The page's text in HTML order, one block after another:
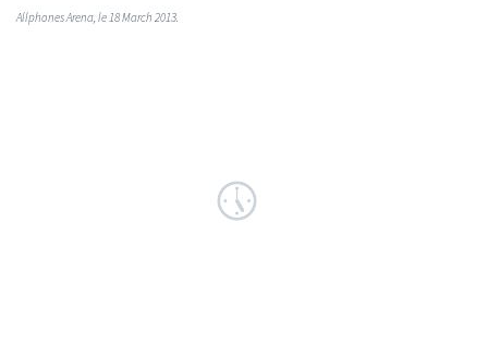
Allphones Arena, le 18 March 2013.